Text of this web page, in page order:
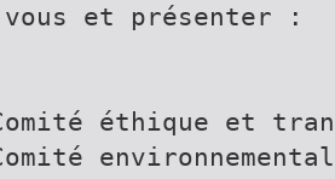
vous et présenter :
éthique et